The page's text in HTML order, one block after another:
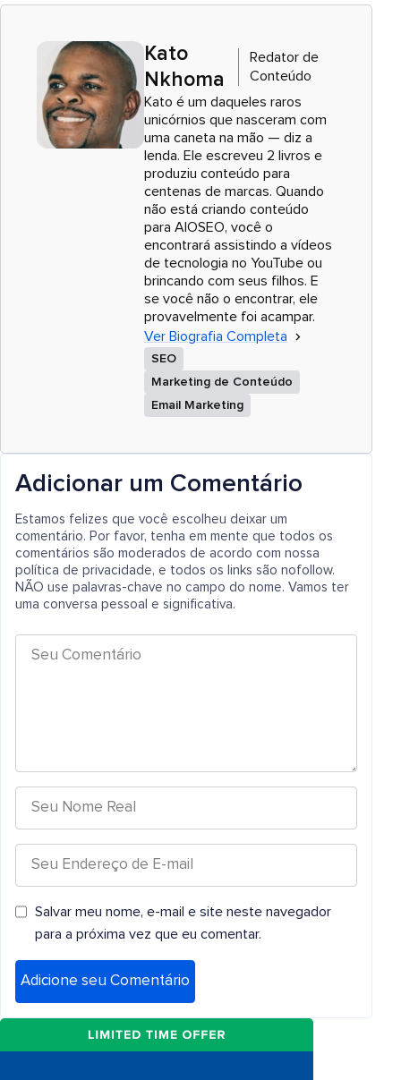
Kato
Nkhoma
Redator de
Conteúdo
Kato é um daqueles raros
unicórnios que nasceram com
uma caneta na mão — diz a
lenda. Ele escreveu 2 livros e
produziu conteúdo para
centenas de marcas. Quando
não está criando conteúdo
para AIOSEO, você o
encontrará assistindo a vídeos
de tecnologia no YouTube ou
brincando com seus filhos. E
se você não o encontrar, ele
provavelmente foi acampar.
Ver Biografia Completa
SEO
Marketing de Conteúdo
Email Marketing
Adicionar um Comentário
Estamos felizes que você escolheu deixar um
comentário. Por favor, tenha em mente que todos os
comentários são moderados de acordo com nossa
política de privacidade, e todos os links são nofollow.
NÃO use palavras-chave no campo do nome. Vamos ter
uma conversa pessoal e significativa.
Salvar meu nome, e-mail e site neste navegador
para a próxima vez que eu comentar.